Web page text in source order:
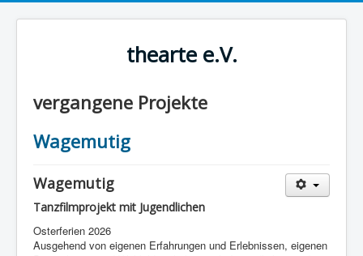
thearte e.V.
vergangene Projekte
Wagemutig
Wagemutig
Tanzfilmprojekt mit Jugendlichen
Osterferien 2026
Ausgehend von eigenen Erfahrungen und Erlebnissen, eigenen